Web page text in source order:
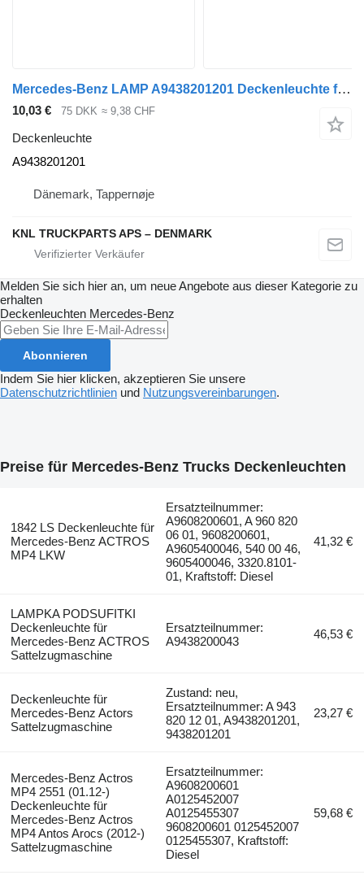
Mercedes-Benz LAMP A9438201201 Deckenleuchte für LKW
10,03 € 75 DKK ≈ 9,38 CHF
Deckenleuchte
A9438201201
Dänemark, Tappernøje
KNL TRUCKPARTS APS – DENMARK
Melden Sie sich hier an, um neue Angebote aus dieser Kategorie zu
erhalten
Deckenleuchten Mercedes-Benz
Abonnieren
Indem Sie hier klicken, akzeptieren Sie unsere
Datenschutzrichtlinien und Nutzungsvereinbarungen.
Preise für Mercedes-Benz Trucks Deckenleuchten
1842 LS Deckenleuchte für
Mercedes-Benz ACTROS
MP4 LKW
Ersatzteilnummer:
A9608200601, A 960 820
06 01, 9608200601,
A9605400046, 540 00 46,
9605400046, 3320.8101-
01, Kraftstoff: Diesel
41,32 €
LAMPKA PODSUFITKI
Deckenleuchte für
Mercedes-Benz ACTROS
Sattelzugmaschine
Ersatzteilnummer:
A9438200043
46,53 €
Deckenleuchte für
Mercedes-Benz Actors
Sattelzugmaschine
Zustand: neu,
Ersatzteilnummer: A 943
820 12 01, A9438201201,
9438201201
23,27 €
Mercedes-Benz Actros
MP4 2551 (01.12-)
Deckenleuchte für
Mercedes-Benz Actros
MP4 Antos Arocs (2012-)
Sattelzugmaschine
Ersatzteilnummer:
A9608200601
A0125452007
A0125455307
9608200601 0125452007
0125455307, Kraftstoff:
Diesel
59,68 €